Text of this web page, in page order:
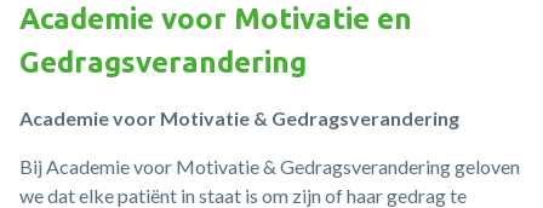
Academie voor Motivatie en
Gedragsverandering
Academie voor Motivatie & Gedragsverandering
Bij Academie voor Motivatie & Gedragsverandering geloven
we dat elke patiënt in staat is om zijn of haar gedrag te